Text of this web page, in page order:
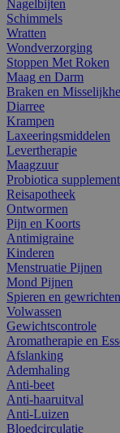
Nagelbijten
Schimmels
Wratten
Wondverzorging
Stoppen Met Roken
Maag en Darm
Braken en
Diarree
Krampen
Laxeeringsmiddelen
Levertherapie
Maagzuur
Probiotica supplement
Reisapotheek
Ontwormen
Pijn en Koorts
Antimigraine
Kinderen
Menstruatie Pijnen
Mond Pijnen
Spieren en gewrichten
Volwassen
Gewichtscontrole
Aromatherapie en
Afslanking
Ademhaling
Anti-beet
Anti-haaruitval
Anti-Luizen
Bloedcirculatie